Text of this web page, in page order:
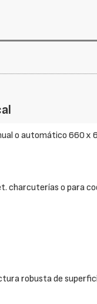
o automático 660 x
charcuterías o para
robusta de